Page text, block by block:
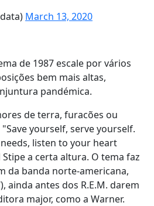
March 13, 2020
de 1987 escale por vários
bem mais altas,
pandémica.
de terra, furacões ou
yourself, serve yourself.
listen to your heart
a certa altura. O tema faz
da banda norte-americana,
ainda antes dos R.E.M. darem
major, como a Warner.